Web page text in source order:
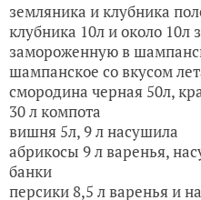
земляника и клубника
клубника 10л и около 10л
замороженную в
шампанское со вкусом
смородина черная 50л,
30 л компота
вишня 5л, 9 л насушила
абрикосы 9 л варенья,
банки
персики 8,5 л варенья и